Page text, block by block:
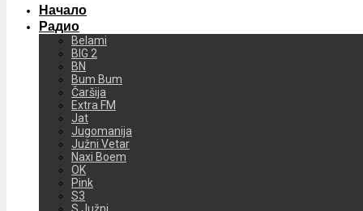
Начало
Радио
Belami
BIG 2
BN
Bum Bum
Čaršija
Extra FM
Jat
Jugomanija
Južni Vetar
Naxi Boem
OK
Pink
S3